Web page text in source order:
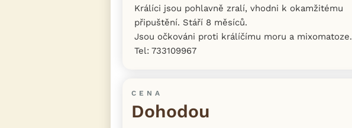
Králíci jsou pohlavně zralí, vhodni k okamžitému
připuštění. Stáří 8 měsíců.
Jsou očkováni proti králíčímu moru a mixomatoze.
Tel: 733109967
CENA
Dohodou